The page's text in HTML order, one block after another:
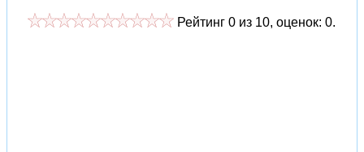
Рейтинг 0 из 10, оценок: 0.